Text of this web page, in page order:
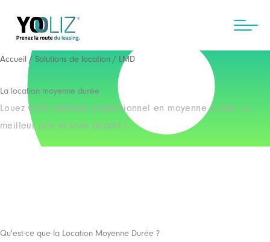
contenu
Accueil / Solutions de location / LMD
La location moyenne durée
Louez votre véhicule professionnel en moyenne durée, au
meilleur prix et sans apport !
Qu'est-ce que la Location Moyenne Durée ?